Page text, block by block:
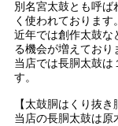
別名宮太鼓とも呼ば
く使われております。
近年では創作太鼓な
る機会が増えており
当店では長胴太鼓は
す。
【太鼓胴はくり抜き
当店の長胴太鼓は原